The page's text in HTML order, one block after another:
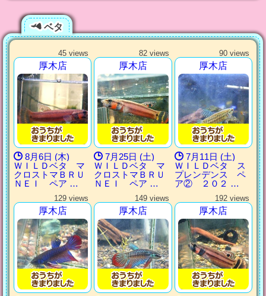
ベタ
45 views
厚木店
8月6日 (木)
ＷＩＬＤベタ マ
クロストマＢＲＵ
ＮＥＩ ペア …
82 views
厚木店
7月25日 (土)
ＷＩＬＤベタ マ
クロストマＢＲＵ
ＮＥＩ ペア …
90 views
厚木店
7月11日 (土)
ＷＩＬＤベタ ス
プレンデンス ペ
ア② ２０２ …
129 views
厚木店
149 views
厚木店
192 views
厚木店